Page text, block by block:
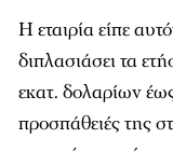
Η εταιρία είπε
διπλασιάσει τα
εκατ. δολαρίων
προσπάθειές της